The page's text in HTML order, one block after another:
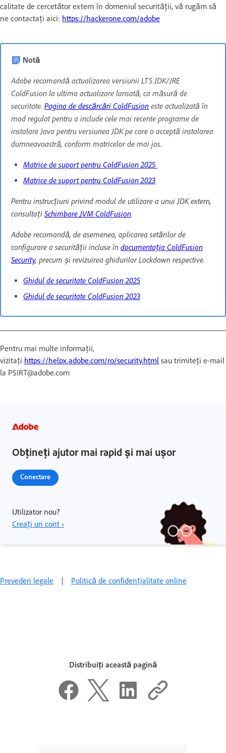
calitate de cercetător extern în domeniul securității, vă rugăm să
ne contactați aici: https://hackerone.com/adobe
Notă
Adobe recomandă actualizarea versiunii LTS JDK/JRE
ColdFusion la ultima actualizare lansată, ca măsură de
securitate. Pagina de descărcări ColdFusion este actualizată în
mod regulat pentru a include cele mai recente programe de
instalare Java pentru versiunea JDK pe care o acceptă instalarea
dumneavoastră, conform matricelor de mai jos.
Matrice de suport pentru ColdFusion 2025
Matrice de suport pentru ColdFusion 2023
Pentru instrucțiuni privind modul de utilizare a unui JDK extern,
consultați Schimbare JVM ColdFusion.
Adobe recomandă, de asemenea, aplicarea setărilor de
configurare a securității incluse în documentația ColdFusion
Security, precum și revizuirea ghidurilor Lockdown respective.
Ghidul de securitate ColdFusion 2025
Ghidul de securitate ColdFusion 2023
Pentru mai multe informații,
vizitați https://helpx.adobe.com/ro/security.html sau trimiteți e-mail
la PSIRT@adobe.com
Obțineți ajutor mai rapid și mai ușor
Conectare
Utilizator nou?
Creați un cont ›
Prevederi legale | Politică de confidențialitate online
Distribuiți această pagină